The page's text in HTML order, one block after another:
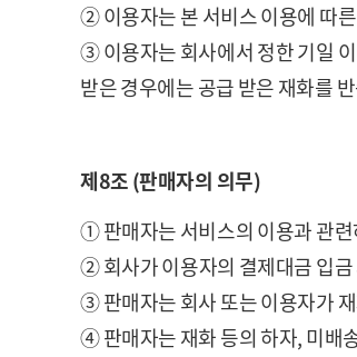
② 이용자는 본 서비스 이용에 따
③ 이용자는 회사에서 정한 기일
받은 경우에는 공급 받은 재화를
제8조 (판매자의 의무)
① 판매자는 서비스의 이용과 관
② 회사가 이용자의 결제대금 입금
③ 판매자는 회사 또는 이용자가
④ 판매자는 재화 등의 하자, 미배